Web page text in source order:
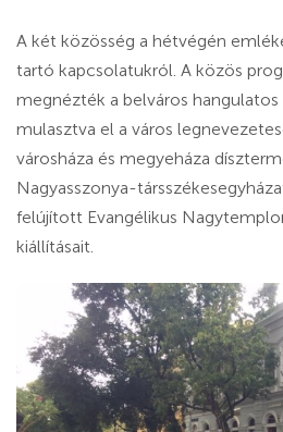
A két közösség a hétvégén
tartó kapcsolatukról. A közös
megnézték a belváros
mulasztva el a város
városháza és megyeháza
Nagyasszonya-
felújított Evangélikus
kiállításait.